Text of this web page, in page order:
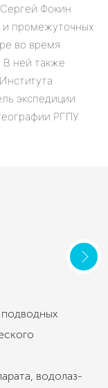
Фокин
и промежуточных
во время
В ней также
экспедиции
РГПУ
водолаз-